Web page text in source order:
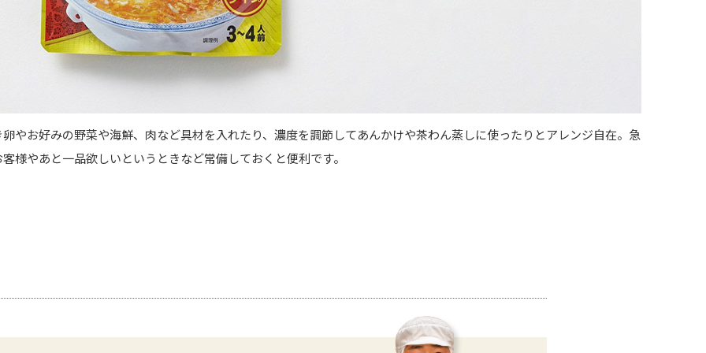
やお好みの野菜や海鮮、肉など具材を入れたり、濃度を調節してあんかけや茶わん蒸しに使ったりとアレンジ自在。急
様やあと一品欲しいというときなど常備しておくと便利です。